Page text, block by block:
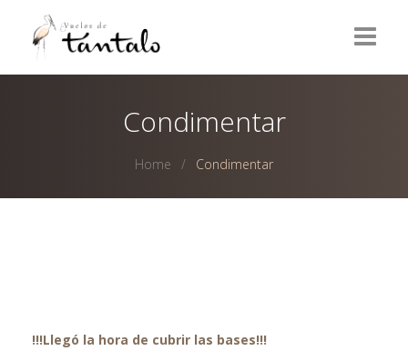
Contact
Condimentar
Home Condimentar
!!!Llegó la hora de cubrir las bases!!!